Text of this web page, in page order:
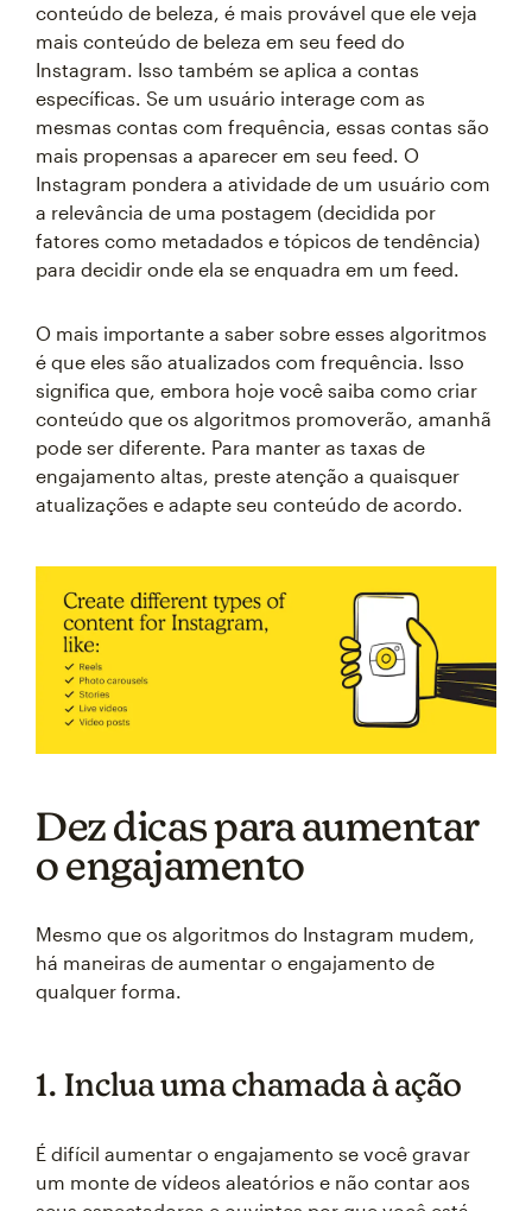
conteúdo de beleza, é mais provável que ele veja
mais conteúdo de beleza em seu feed do
Instagram. Isso também se aplica a contas
específicas. Se um usuário interage com as
mesmas contas com frequência, essas contas são
mais propensas a aparecer em seu feed. O
Instagram pondera a atividade de um usuário com
a relevância de uma postagem (decidida por
fatores como metadados e tópicos de tendência)
para decidir onde ela se enquadra em um feed.
O mais importante a saber sobre esses algoritmos
é que eles são atualizados com frequência. Isso
significa que, embora hoje você saiba como criar
conteúdo que os algoritmos promoverão, amanhã
pode ser diferente. Para manter as taxas de
engajamento altas, preste atenção a quaisquer
atualizações e adapte seu conteúdo de acordo.
Dez dicas para aumentar
o engajamento
Mesmo que os algoritmos do Instagram mudem,
há maneiras de aumentar o engajamento de
qualquer forma.
1. Inclua uma chamada à ação
É difícil aumentar o engajamento se você gravar
um monte de vídeos aleatórios e não contar aos